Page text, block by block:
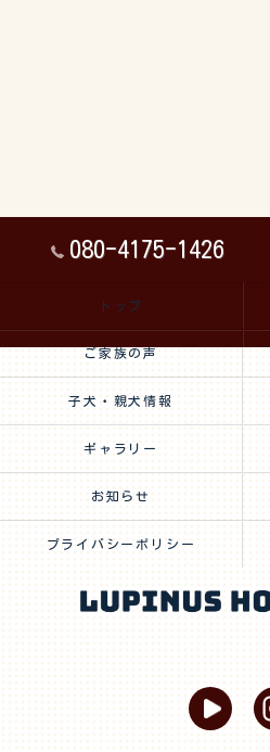
080-4175-1426
トップ
ご家族の声
子犬・親犬情報
ギャラリー
お知らせ
プライバシーポリシー